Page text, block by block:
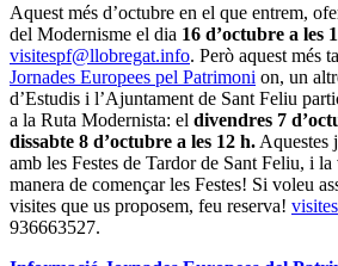
Aquest més d’octubre en el que entrem,
del Modernisme el dia 16 d’octubre a les
visitespf@llobregat.info. Però aquest més
Jornades Europees pel Patrimoni on, un
d’Estudis i l’Ajuntament de Sant Feliu
a la Ruta Modernista: el divendres 7
dissabte 8 d’octubre a les 12 h. Aquestes
amb les Festes de Tardor de Sant Feliu, i la
manera de començar les Festes! Si voleu
visites que us proposem, feu reserva!
936663527.